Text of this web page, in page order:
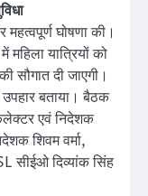
महत्वपूर्ण घोषणा की।
महिला यात्रियों को
सौगात दी जाएगी।
बताया। बैठक
एवं निदेशक
शिवम वर्मा,
सीईओ दिव्यांक सिंह